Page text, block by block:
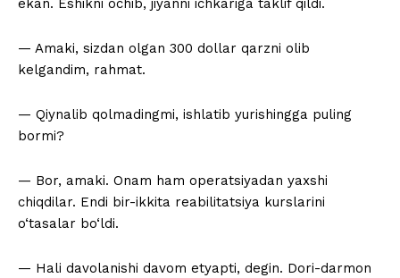
ekan. Eshikni ochib, jiyanni ichkariga taklif qildi.
— Amaki, sizdan olgan 300 dollar qarzni olib
kelgandim, rahmat.
— Qiynalib qolmadingmi, ishlatib yurishingga puling
bormi?
— Bor, amaki. Onam ham operatsiyadan yaxshi
chiqdilar. Endi bir-ikkita reabilitatsiya kurslarini
o‘tasalar bo‘ldi.
— Hali davolanishi davom etyapti, degin. Dori-darmon